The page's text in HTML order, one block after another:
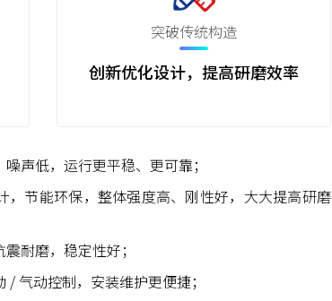
突破传统构造
创新优化设计，提高研磨效率
声低，运行更平稳、更可靠；
，节能环保，整体强度高、刚性好，大大提高研磨
耐磨，稳定性好；
气动控制，安装维护更便捷；